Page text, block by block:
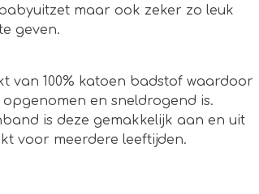
maar ook zeker zo leuk
geven.
van 100% katoen badstof waardoor
en sneldrogend is.
is deze gemakkelijk aan en uit
voor meerdere leeftijden.